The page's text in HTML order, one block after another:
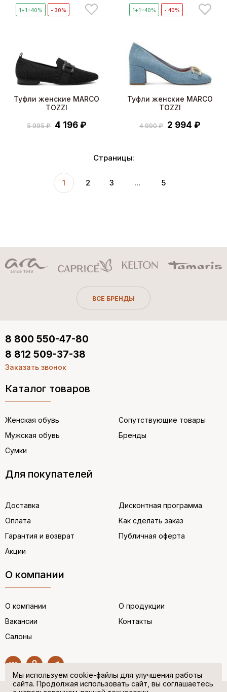
1+1=40% - 30%
Туфли женские MARCO
TOZZI
5 995 ₽ 4 196 ₽
1+1=40% - 40%
Туфли женские MARCO
TOZZI
4 990 ₽ 2 994 ₽
Страницы:
1 2 3 ... 5
ВСЕ БРЕНДЫ
Каталог товаров
Женская обувь
Мужская обувь
Сумки
Сопутствующие товары
Бренды
Для покупателей
Доставка
Оплата
Гарантия и возврат
Акции
Дисконтная программа
Как сделать заказ
Публичная оферта
О компании
О компании
Вакансии
Салоны
О продукции
Контакты
8 800 550-47-80
8 812 509-37-38
Заказать звонок
Мы используем cookie-файлы для улучшения работы
сайта. Продолжая использовать сайт, вы соглашаетесь